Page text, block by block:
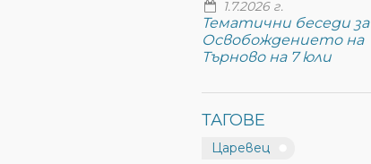
1.7.2026 г.
Тематични беседи за
Освобождението на
Търново на 7 юли
ТАГОВЕ
Царевец